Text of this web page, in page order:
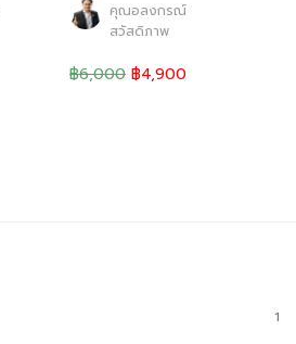
คุณอลงกรณ์
สวัสดิภาพ
฿6,000 ฿4,900
1